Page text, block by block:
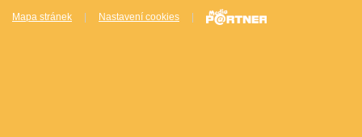
Mapa stránek Nastavení cookies